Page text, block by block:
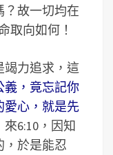
？故一切均在
取向如何！
竭力追求，這
義，竟忘記你
愛心，就是先
來6:10，因知
，於是能忍